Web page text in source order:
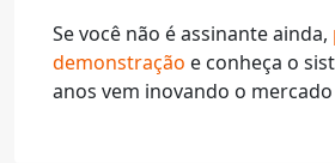
Se você não é assinante ainda,
demonstração e conheça o
anos vem inovando o